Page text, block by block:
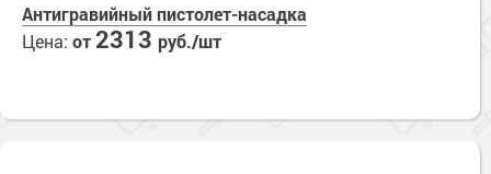
Антигравийный пистолет-насадка
Цена: от2313 руб./шт